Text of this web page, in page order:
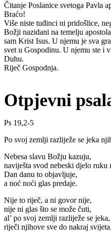
Čitanje Poslanice svetoga Pavla
Braćo!
Više niste tuđinci ni pridošlice,
Božji nazidani na temelju
sam Krist Isus. U njemu je sva
svet u Gospodinu. U njemu ste i
Duhu.
Riječ Gospodnja.
Otpjevni
Ps 19,2-5
Po svoj zemlji razliježe se jeka
Nebesa slavu Božju kazuju,
naviješta svod nebeski djelo ruku
Dan danu to objavljuje,
a noć noći glas predaje.
Nije to riječ, a ni govor nije,
nije ni glas što se može čuti,
al’ po svoj zemlji razliježe se jeka,
riječi njihove sve do nakraj svijeta.